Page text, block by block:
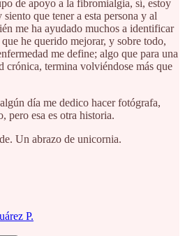
de apoyo a la fibromialgia, sí, estoy
que tener a esta persona y al
me ha ayudado muchos a identificar
he querido mejorar, y sobre todo,
me define; algo que para una
crónica, termina volviéndose más que
día me dedico hacer fotógrafa,
pero esa es otra historia.
Un abrazo de unicornia.
P.